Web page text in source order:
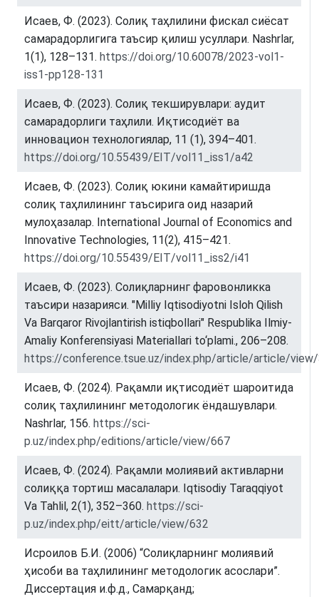
Исаев, Ф. (2023). Солиқ таҳлилини фискал сиёсат
самарадорлигига таъсир қилиш усуллари. Nashrlar,
1(1), 128–131. https://doi.org/10.60078/2023-vol1-
iss1-pp128-131
Исаев, Ф. (2023). Солиқ текширувлари: аудит
самарадорлиги таҳлили. Иқтисодиёт ва
инновацион технологиялар, 11 (1), 394–401.
https://doi.org/10.55439/EIT/vol11_iss1/a42
Исаев, Ф. (2023). Солиқ юкини камайтиришда
солиқ таҳлилининг таъсирига оид назарий
мулоҳазалар. International Journal of Economics and
Innovative Technologies, 11(2), 415–421.
https://doi.org/10.55439/EIT/vol11_iss2/i41
Исаев, Ф. (2023). Солиқларнинг фаровонликка
таъсири назарияси. "Milliy Iqtisodiyotni Isloh Qilish
Va Barqaror Rivojlantirish istiqbollari" Respublika Ilmiy-
Amaliy Konferensiyasi Materiallari to‘plami., 206–208.
https://conference.tsue.uz/index.php/article/article/
Исаев, Ф. (2024). Рақамли иқтисодиёт шароитида
солиқ таҳлилининг методологик ёндашувлари.
Nashrlar, 156. https://sci-
p.uz/index.php/editions/article/view/667
Исаев, Ф. (2024). Рақамли молиявий активларни
солиққа тортиш масалалари. Iqtisodiy Taraqqiyot
Va Tahlil, 2(1), 352–360. https://sci-
p.uz/index.php/eitt/article/view/632
Исроилов Б.И. (2006) “Солиқларнинг молиявий
ҳисоби ва таҳлилининг методологик асослари”.
Диссертация и.ф.д., Самарқанд;